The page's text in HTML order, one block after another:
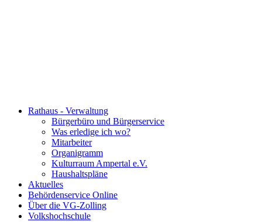
Rathaus - Verwaltung
Bürgerbüro und Bürgerservice
Was erledige ich wo?
Mitarbeiter
Organigramm
Kulturraum Ampertal e.V.
Haushaltspläne
Aktuelles
Behördenservice Online
Über die VG-Zolling
Volkshochschule